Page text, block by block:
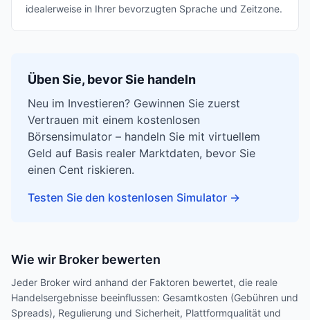
idealerweise in Ihrer bevorzugten Sprache und Zeitzone.
Üben Sie, bevor Sie handeln
Neu im Investieren? Gewinnen Sie zuerst
Vertrauen mit einem kostenlosen
Börsensimulator – handeln Sie mit virtuellem
Geld auf Basis realer Marktdaten, bevor Sie
einen Cent riskieren.
Testen Sie den kostenlosen Simulator →
Wie wir Broker bewerten
Jeder Broker wird anhand der Faktoren bewertet, die reale
Handelsergebnisse beeinflussen: Gesamtkosten (Gebühren und
Spreads), Regulierung und Sicherheit, Plattformqualität und